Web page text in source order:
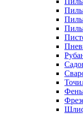
Фены